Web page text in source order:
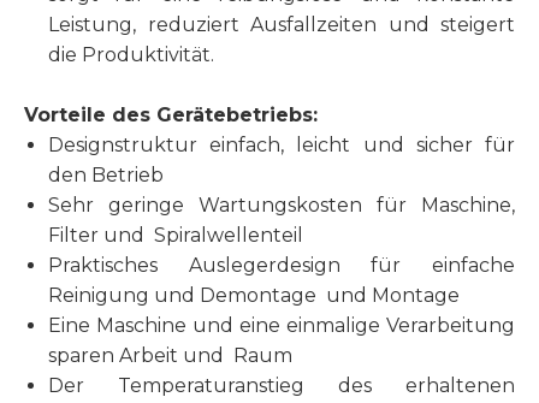
Leistung, reduziert Ausfallzeiten und steigert
die Produktivität.
Vorteile des Gerätebetriebs:
Designstruktur einfach, leicht und sicher für
den Betrieb
Sehr geringe Wartungskosten für Maschine,
Filter und Spiralwellenteil
Praktisches Auslegerdesign für einfache
Reinigung und Demontage und Montage
Eine Maschine und eine einmalige Verarbeitung
sparen Arbeit und Raum
Der Temperaturanstieg des erhaltenen